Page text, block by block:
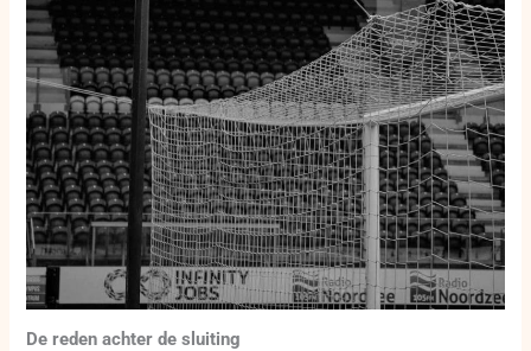
De reden achter de sluiting